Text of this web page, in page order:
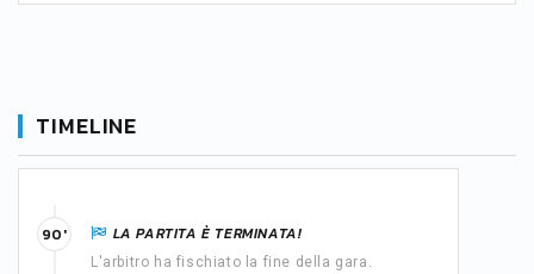
TIMELINE
LA PARTITA È TERMINATA!
L'arbitro ha fischiato la fine della gara.
90'